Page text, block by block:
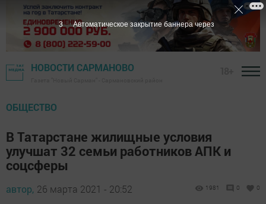
НОВОСТИ САРМАНОВО
ОБЩЕСТВО
В Татарстане жилищные условия
улучшат 32 семьи работников АПК и
соцсферы
автор, 26 марта 2021 - 20:52 1981 0 0
2 Автоматическое закрытие баннера через